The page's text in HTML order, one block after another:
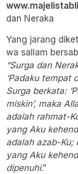
dan Neraka
Yang jarang
wa sallam
“Surga dan
‘Padaku tempat
Surga berkata:
miskin’, maka
adalah rahmat-
yang Aku
adalah azab-Ku;
yang Aku
dipenuhi.”